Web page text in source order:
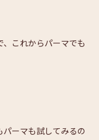
これからパーマでも
ーマも試してみるの